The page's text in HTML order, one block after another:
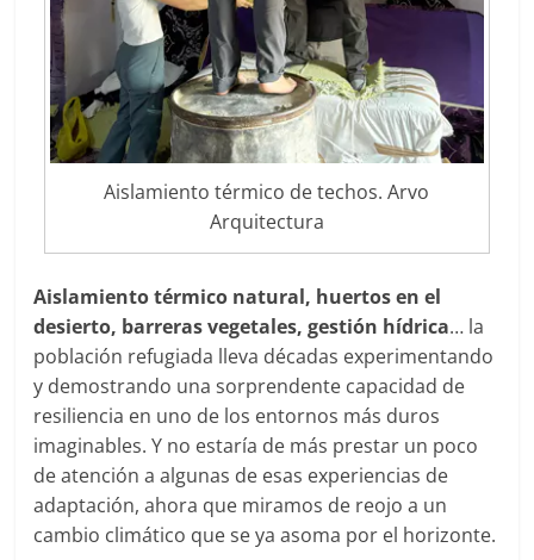
Aislamiento térmico de techos. Arvo
Arquitectura
Aislamiento térmico natural, huertos en el
desierto, barreras vegetales, gestión hídrica… la
población refugiada lleva décadas experimentando
y demostrando una sorprendente capacidad de
resiliencia en uno de los entornos más duros
imaginables. Y no estaría de más prestar un poco
de atención a algunas de esas experiencias de
adaptación, ahora que miramos de reojo a un
cambio climático que se ya asoma por el horizonte.